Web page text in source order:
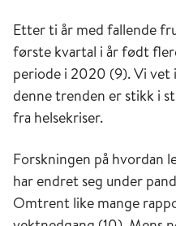
Etter ti år med fallende
første kvartal i år født
periode i 2020 (9). Vi vet
denne trenden er stikk i
fra helsekriser.
Forskningen på hvordan
har endret seg under
Omtrent like mange